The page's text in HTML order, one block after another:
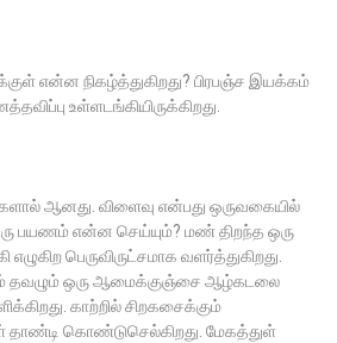
என்ன நிகழ்த்துகிறது? பிரபஞ்ச இயக்கம்
உள்ளடங்கியிருக்கிறது.
ஆனது. விளைவு என்பது ஒருவகையில்
பயணம் என்ன செய்யும்? மண் திறந்த ஒரு
பெருவிருட்சமாக வளர்த்துகிறது.
தவழும் ஒரு ஆமைக்குஞ்சை ஆழ்கடலை
காற்றில் சிறகசைக்கும்
கொண்டுசெல்கிறது. மேகத்துள்